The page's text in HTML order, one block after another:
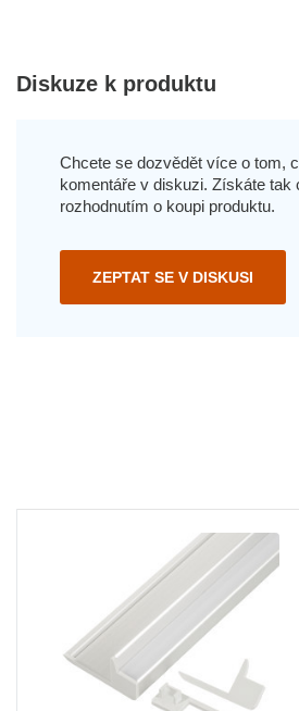
Diskuze k produktu
Chcete se dozvědět více o tom,
komentáře v diskuzi. Získáte tak
rozhodnutím o koupi produktu.
ZEPTAT SE V DISKUSI